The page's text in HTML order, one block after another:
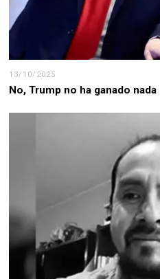
13/10/2025
No, Trump no ha ganado nada